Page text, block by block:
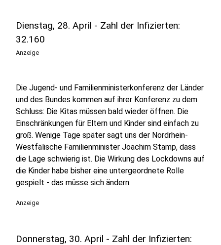
Dienstag, 28. April - Zahl der Infizierten:
32.160
Anzeige
Die Jugend- und Familienministerkonferenz der Länder
und des Bundes kommen auf ihrer Konferenz zu dem
Schluss: Die Kitas müssen bald wieder öffnen. Die
Einschränkungen für Eltern und Kinder sind einfach zu
groß. Wenige Tage später sagt uns der Nordrhein-
Westfälische Familienminister Joachim Stamp, dass
die Lage schwierig ist. Die Wirkung des Lockdowns auf
die Kinder habe bisher eine untergeordnete Rolle
gespielt - das müsse sich ändern.
Anzeige
Donnerstag, 30. April - Zahl der Infizierten: